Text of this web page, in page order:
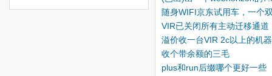
随身WIFI京东试用车，一个
VIR已关闭所有主动迁移通道
溢价收一台VIR 2c以上的机
收个带余额的三毛
plus和run后缀哪个更好一些